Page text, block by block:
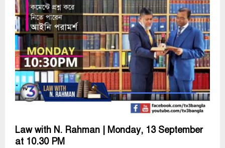
Law with N. Rahman | Monday, 13 September
at 10.30 PM